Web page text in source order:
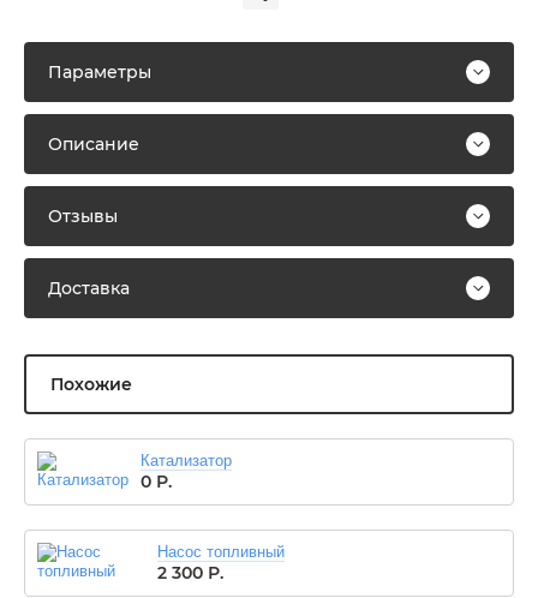
Параметры
Описание
Отзывы
Доставка
Похожие
Катализатор
0 Р.
Насос топливный
2 300 Р.